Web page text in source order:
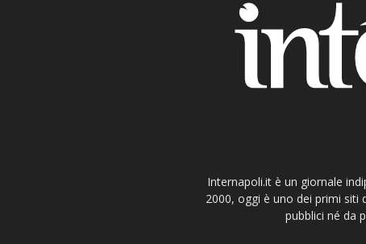
Internapoli.it è un giornale
2000, oggi è uno dei primi siti
pubblici né da